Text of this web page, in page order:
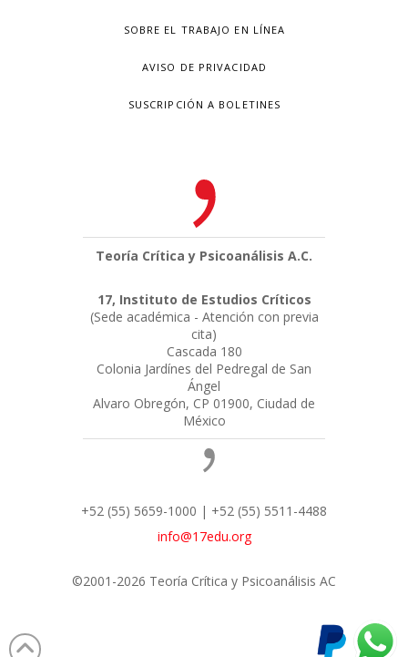
SOBRE EL TRABAJO EN LÍNEA
AVISO DE PRIVACIDAD
SUSCRIPCIÓN A BOLETINES
Teoría Crítica y Psicoanálisis A.C.
17, Instituto de Estudios Críticos
(Sede académica - Atención con previa
cita)
Cascada 180
Colonia Jardínes del Pedregal de San
Ángel
Alvaro Obregón, CP 01900, Ciudad de
México
+52 (55) 5659-1000 | +52 (55) 5511-4488
info@17edu.org
©2001-2026 Teoría Crítica y Psicoanálisis AC